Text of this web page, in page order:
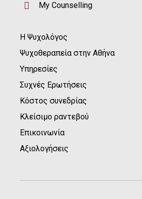
My Counselling
Η Ψυχολόγος
Ψυχοθεραπεία στην Αθήνα
Υπηρεσίες
Συχνές Ερωτήσεις
Κόστος συνεδρίας
Κλείσιμο ραντεβού
Επικοινωνία
Αξιολογήσεις